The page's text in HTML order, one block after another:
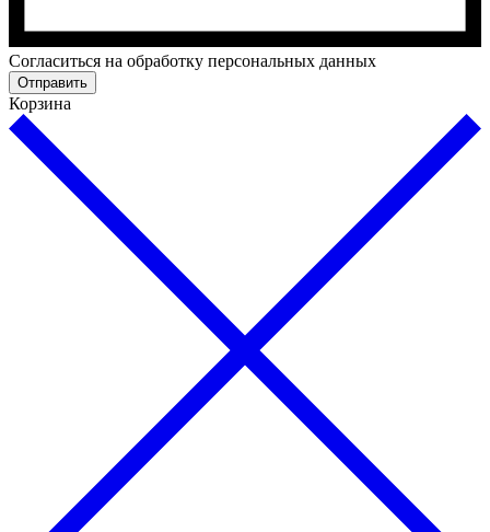
Cогласиться на обработку персональных данных
Отправить
Корзина